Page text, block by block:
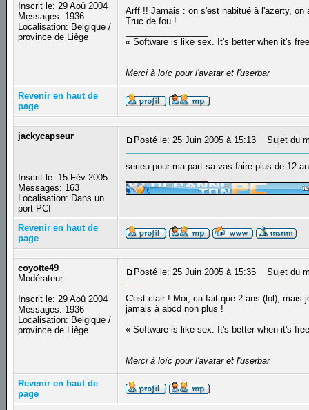
Inscrit le: 29 Aoû 2004
Messages: 1936
Localisation: Belgique /
province de Liège
Arff !! Jamais : on s'est habitué à l'azerty,
Truc de fou !
« Software is like sex. It's better when it's
Merci à loïc pour l'avatar et l'userbar
Revenir en haut de
page
jackycapseur
Inscrit le: 15 Fév 2005
Messages: 163
Localisation: Dans un
port PCI
Posté le: 25 Juin 2005 à 15:13 Sujet du
serieu pour ma part sa vas faire plus de 12
Revenir en haut de
page
coyotte49
Modérateur
Inscrit le: 29 Aoû 2004
Messages: 1936
Localisation: Belgique /
province de Liège
Posté le: 25 Juin 2005 à 15:35 Sujet du
C'est clair ! Moi, ca fait que 2 ans (lol), mais
jamais à abcd non plus !
« Software is like sex. It's better when it's
Merci à loïc pour l'avatar et l'userbar
Revenir en haut de
page